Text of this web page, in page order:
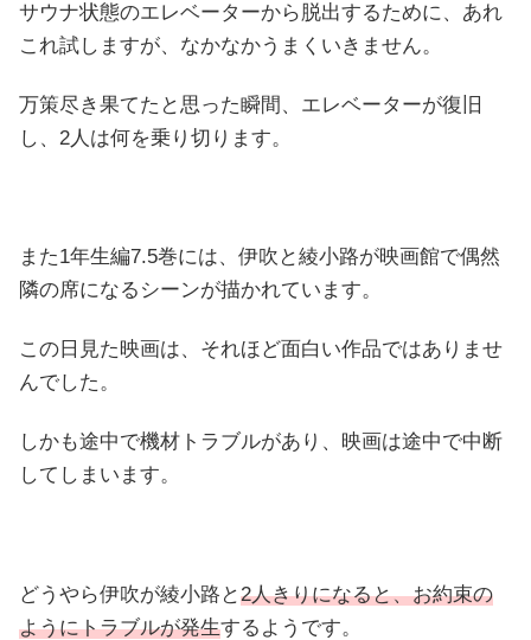
サウナ状態のエレベーターから脱出するために、あれ
これ試しますが、なかなかうまくいきません。
万策尽き果てたと思った瞬間、エレベーターが復旧
し、2人は何を乗り切ります。
また1年生編7.5巻には、伊吹と綾小路が映画館で偶然
隣の席になるシーンが描かれています。
この日見た映画は、それほど面白い作品ではありませ
んでした。
しかも途中で機材トラブルがあり、映画は途中で中断
してしまいます。
どうやら伊吹が綾小路と2人きりになると、お約束の
ようにトラブルが発生するようです。